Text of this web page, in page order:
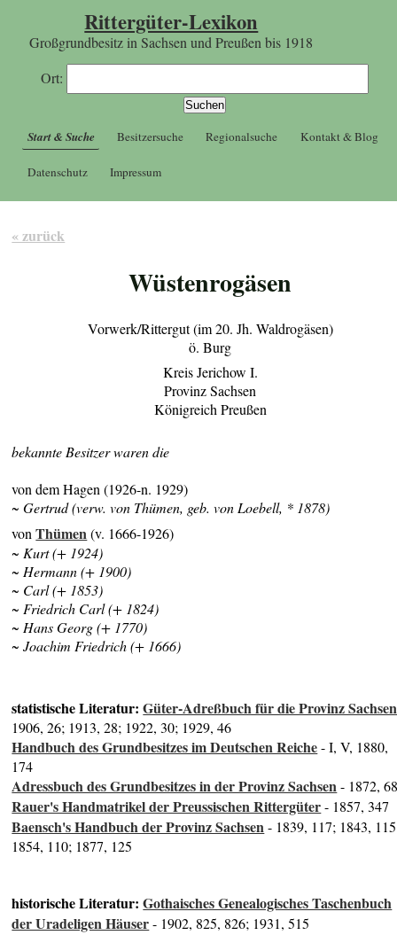
Rittergüter-Lexikon
Großgrundbesitz in Sachsen und Preußen bis 1918
Ort:
Start & Suche Besitzersuche Regionalsuche Kontakt & Blog
Datenschutz Impressum
« zurück
Wüstenrogäsen
Vorwerk/Rittergut (im 20. Jh. Waldrogäsen)
ö. Burg
Kreis Jerichow I.
Provinz Sachsen
Königreich Preußen
bekannte Besitzer waren die
von dem Hagen (1926-n. 1929)
~ Gertrud (verw. von Thümen, geb. von Loebell, * 1878)
vonThümen(v. 1666-1926)
~ Kurt (+ 1924)
~ Hermann (+ 1900)
~ Carl (+ 1853)
~ Friedrich Carl (+ 1824)
~ Hans Georg (+ 1770)
~ Joachim Friedrich (+ 1666)
statistische Literatur:Güter-Adreßbuch für die Provinz Sachsen
1906, 26; 1913, 28; 1922, 30; 1929, 46
Handbuch des Grundbesitzes im Deutschen Reiche- I, V, 1880,
174
Adressbuch des Grundbesitzes in der Provinz Sachsen- 1872,
Rauer's Handmatrikel der Preussischen Rittergüter- 1857, 347
Baensch's Handbuch der Provinz Sachsen- 1839, 117; 1843,
1854, 110; 1877, 125
historische Literatur:Gothaisches Genealogisches Taschenbuch
der Uradeligen Häuser- 1902, 825, 826; 1931, 515